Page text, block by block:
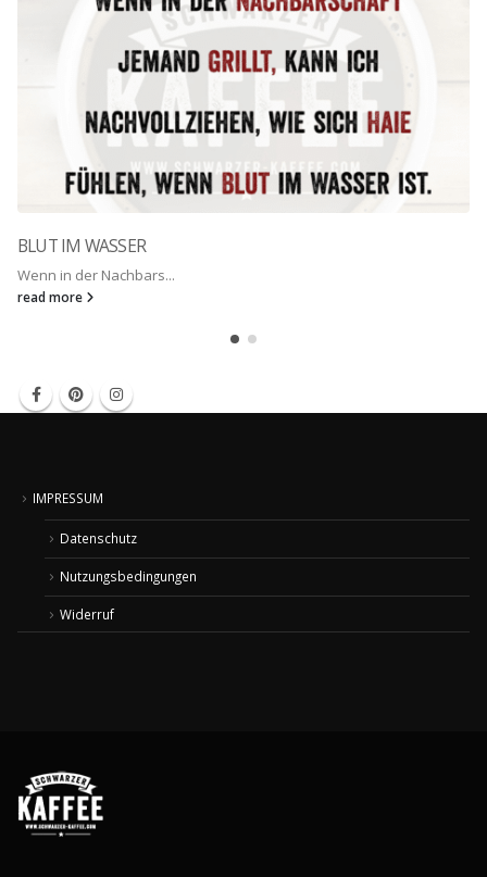
BLUT IM WASSER
Wenn in der Nachbars...
read more
IMPRESSUM
Datenschutz
Nutzungsbedingungen
Widerruf